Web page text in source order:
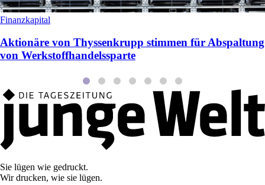
Finanzkapital
Aktionäre von Thyssenkrupp stimmen für Abspaltung
von Werkstoffhandelssparte
Sie lügen wie gedruckt.
Wir drucken, wie sie lügen.